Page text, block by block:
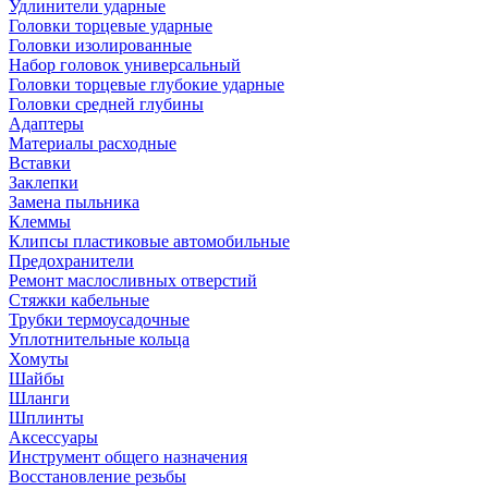
Удлинители ударные
Головки торцевые ударные
Головки изолированные
Набор головок универсальный
Головки торцевые глубокие ударные
Головки средней глубины
Адаптеры
Материалы расходные
Вставки
Заклепки
Замена пыльника
Клеммы
Клипсы пластиковые автомобильные
Предохранители
Ремонт маслосливных отверстий
Стяжки кабельные
Трубки термоусадочные
Уплотнительные кольца
Хомуты
Шайбы
Шланги
Шплинты
Аксессуары
Инструмент общего назначения
Восстановление резьбы